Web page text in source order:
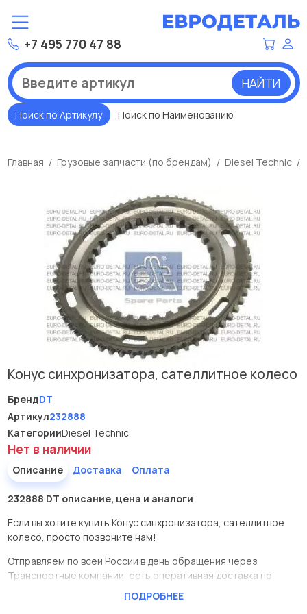
+7 495 770 47 88
НАЙТИ
Поиск по Артикулу Поиск по Наименованию
Главная Грузовые запчасти (по брендам) Diesel Technic
Конус синхронизатора, сателлитное колесо
БрендDT
Артикул232888
КатегорииDiesel Technic
Нет в наличии
Описание Доставка Оплата
232888 DT описание, цена и аналоги
Если вы хотите купить Конус синхронизатора, сателлитное
колесо, просто позвоните нам!
Отправляем по всей России в день обращения через
Транспортные компании, есть оперативная доставка по
ПОДРОБНЕЕ